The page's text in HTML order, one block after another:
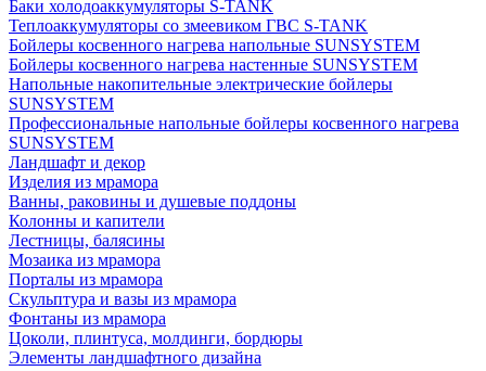
Баки холодоаккумуляторы S-TANK
Теплоаккумуляторы со змеевиком ГВС S-TANK
Бойлеры косвенного нагрева напольные SUNSYSTEM
Бойлеры косвенного нагрева настенные SUNSYSTEM
Напольные накопительные электрические бойлеры
SUNSYSTEM
Профессиональные напольные бойлеры косвенного нагрева
SUNSYSTEM
Ландшафт и декор
Изделия из мрамора
Ванны, раковины и душевые поддоны
Колонны и капители
Лестницы, балясины
Мозаика из мрамора
Порталы из мрамора
Скульптура и вазы из мрамора
Фонтаны из мрамора
Цоколи, плинтуса, молдинги, бордюры
Элементы ландшафтного дизайна